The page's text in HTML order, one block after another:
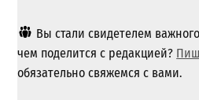
Вы стали свидетелем
чем поделится с редакцией?
обязательно свяжемся с вами.